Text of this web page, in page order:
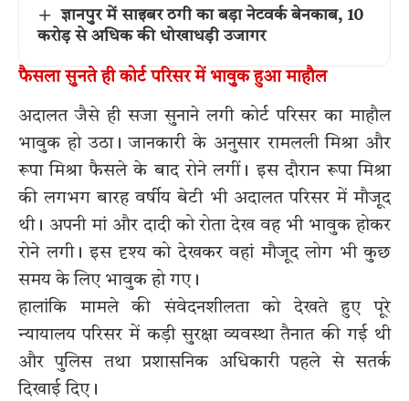
ज्ञानपुर में साइबर ठगी का बड़ा नेटवर्क बेनकाब, 10
करोड़ से अधिक की धोखाधड़ी उजागर
फैसला सुनते ही कोर्ट परिसर में भावुक हुआ माहौल
अदालत जैसे ही सजा सुनाने लगी कोर्ट परिसर का माहौल
भावुक हो उठा। जानकारी के अनुसार रामलली मिश्रा और
रूपा मिश्रा फैसले के बाद रोने लगीं। इस दौरान रूपा मिश्रा
की लगभग बारह वर्षीय बेटी भी अदालत परिसर में मौजूद
थी। अपनी मां और दादी को रोता देख वह भी भावुक होकर
रोने लगी। इस दृश्य को देखकर वहां मौजूद लोग भी कुछ
समय के लिए भावुक हो गए।
हालांकि मामले की संवेदनशीलता को देखते हुए पूरे
न्यायालय परिसर में कड़ी सुरक्षा व्यवस्था तैनात की गई थी
और पुलिस तथा प्रशासनिक अधिकारी पहले से सतर्क
दिखाई दिए।